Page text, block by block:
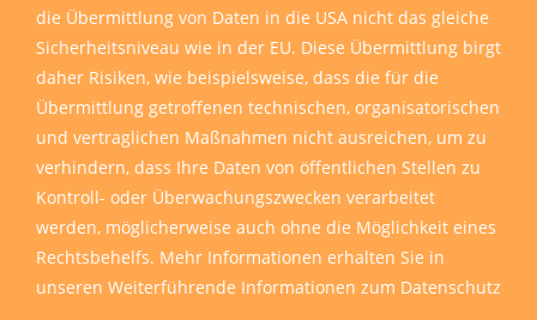
die Übermittlung von Daten in die USA nicht das gleiche
Sicherheitsniveau wie in der EU. Diese Übermittlung birgt
daher Risiken, wie beispielsweise, dass die für die
Übermittlung getroffenen technischen, organisatorischen
und vertraglichen Maßnahmen nicht ausreichen, um zu
verhindern, dass Ihre Daten von öffentlichen Stellen zu
Kontroll- oder Überwachungszwecken verarbeitet
werden, möglicherweise auch ohne die Möglichkeit eines
Rechtsbehelfs. Mehr Informationen erhalten Sie in
unseren Weiterführende Informationen zum Datenschutz